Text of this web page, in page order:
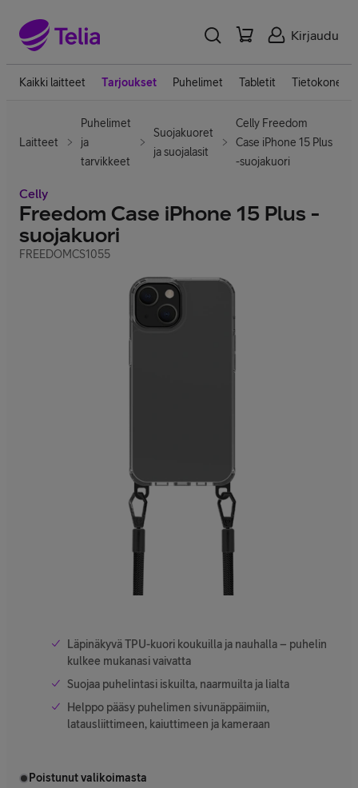
Kirjaudu
Kaikki laitteet Tarjoukset Puhelimet Tabletit Tietokoneet
Laitteet
Puhelimet
ja
tarvikkeet
Suojakuoret
ja suojalasit
Celly Freedom
Case iPhone 15 Plus
-suojakuori
Celly
Freedom Case iPhone 15 Plus -
suojakuori
FREEDOMCS1055
Läpinäkyvä TPU-kuori koukuilla ja nauhalla – puhelin
kulkee mukanasi vaivatta
Suojaa puhelintasi iskuilta, naarmuilta ja lialta
Helppo pääsy puhelimen sivunäppäimiin,
latausliittimeen, kaiuttimeen ja kameraan
Poistunut valikoimasta